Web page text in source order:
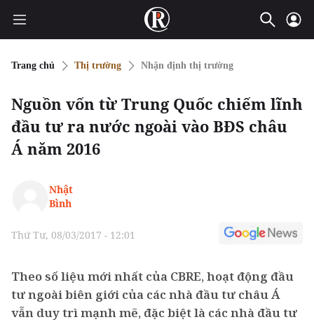
Trang chủ Thị trường Nhận định thị trường
Nguồn vốn từ Trung Quốc chiếm lĩnh
đầu tư ra nước ngoài vào BĐS châu
Á năm 2016
Nhật
Bình
Thứ Tư, 08/03/2017 - 12:01
Theo số liệu mới nhất của CBRE, hoạt động đầu
tư ngoài biên giới của các nhà đầu tư châu Á
vẫn duy trì mạnh mẽ, đặc biệt là các nhà đầu tư